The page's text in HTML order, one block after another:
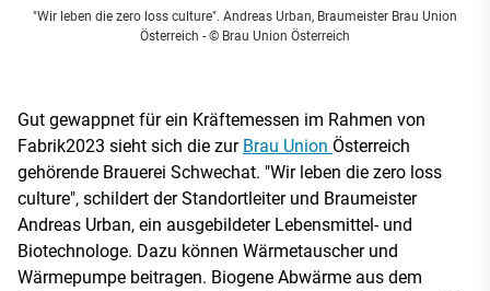
"Wir leben die zero loss culture". Andreas Urban, Braumeister Brau Union
Österreich - © Brau Union Österreich
Gut gewappnet für ein Kräftemessen im Rahmen von
Fabrik2023 sieht sich die zur Brau Union Österreich
gehörende Brauerei Schwechat. "Wir leben die zero loss
culture", schildert der Standortleiter und Braumeister
Andreas Urban, ein ausgebildeter Lebensmittel- und
Biotechnologe. Dazu können Wärmetauscher und
Wärmepumpe beitragen. Biogene Abwärme aus dem